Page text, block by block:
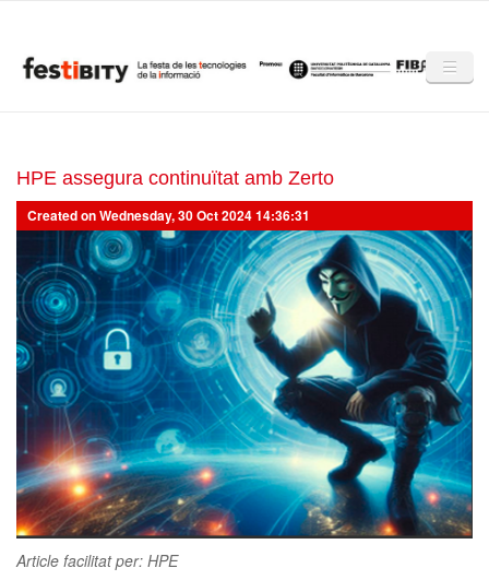
Club Festibity
La Festibity
Partners
Mencions
Notícies
Mèdia
Altres edicions
clickNEWS
HPE assegura continuïtat amb Zerto
Created on Wednesday, 30 Oct 2024 14:36:31
Article facilitat per: HPE